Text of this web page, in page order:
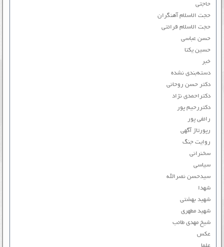
حاجتی
حجت الاسلام آهنگران
حجت الاسلام قرائتی
حسن عباسی
حسین یکتا
خبر
دسته‌بندی نشده
دکتر حسن روحانی
دکتراحمدی نژاد
دکتررحیم پور
رائفی پور
رپورتاژ آگهی
روایت جنگ
سخنرانی
سیاسی
سیدحسن نصرالله
شهدا
شهید بهشتی
شهید مطهری
شیخ مهدی طائب
عکس
علما